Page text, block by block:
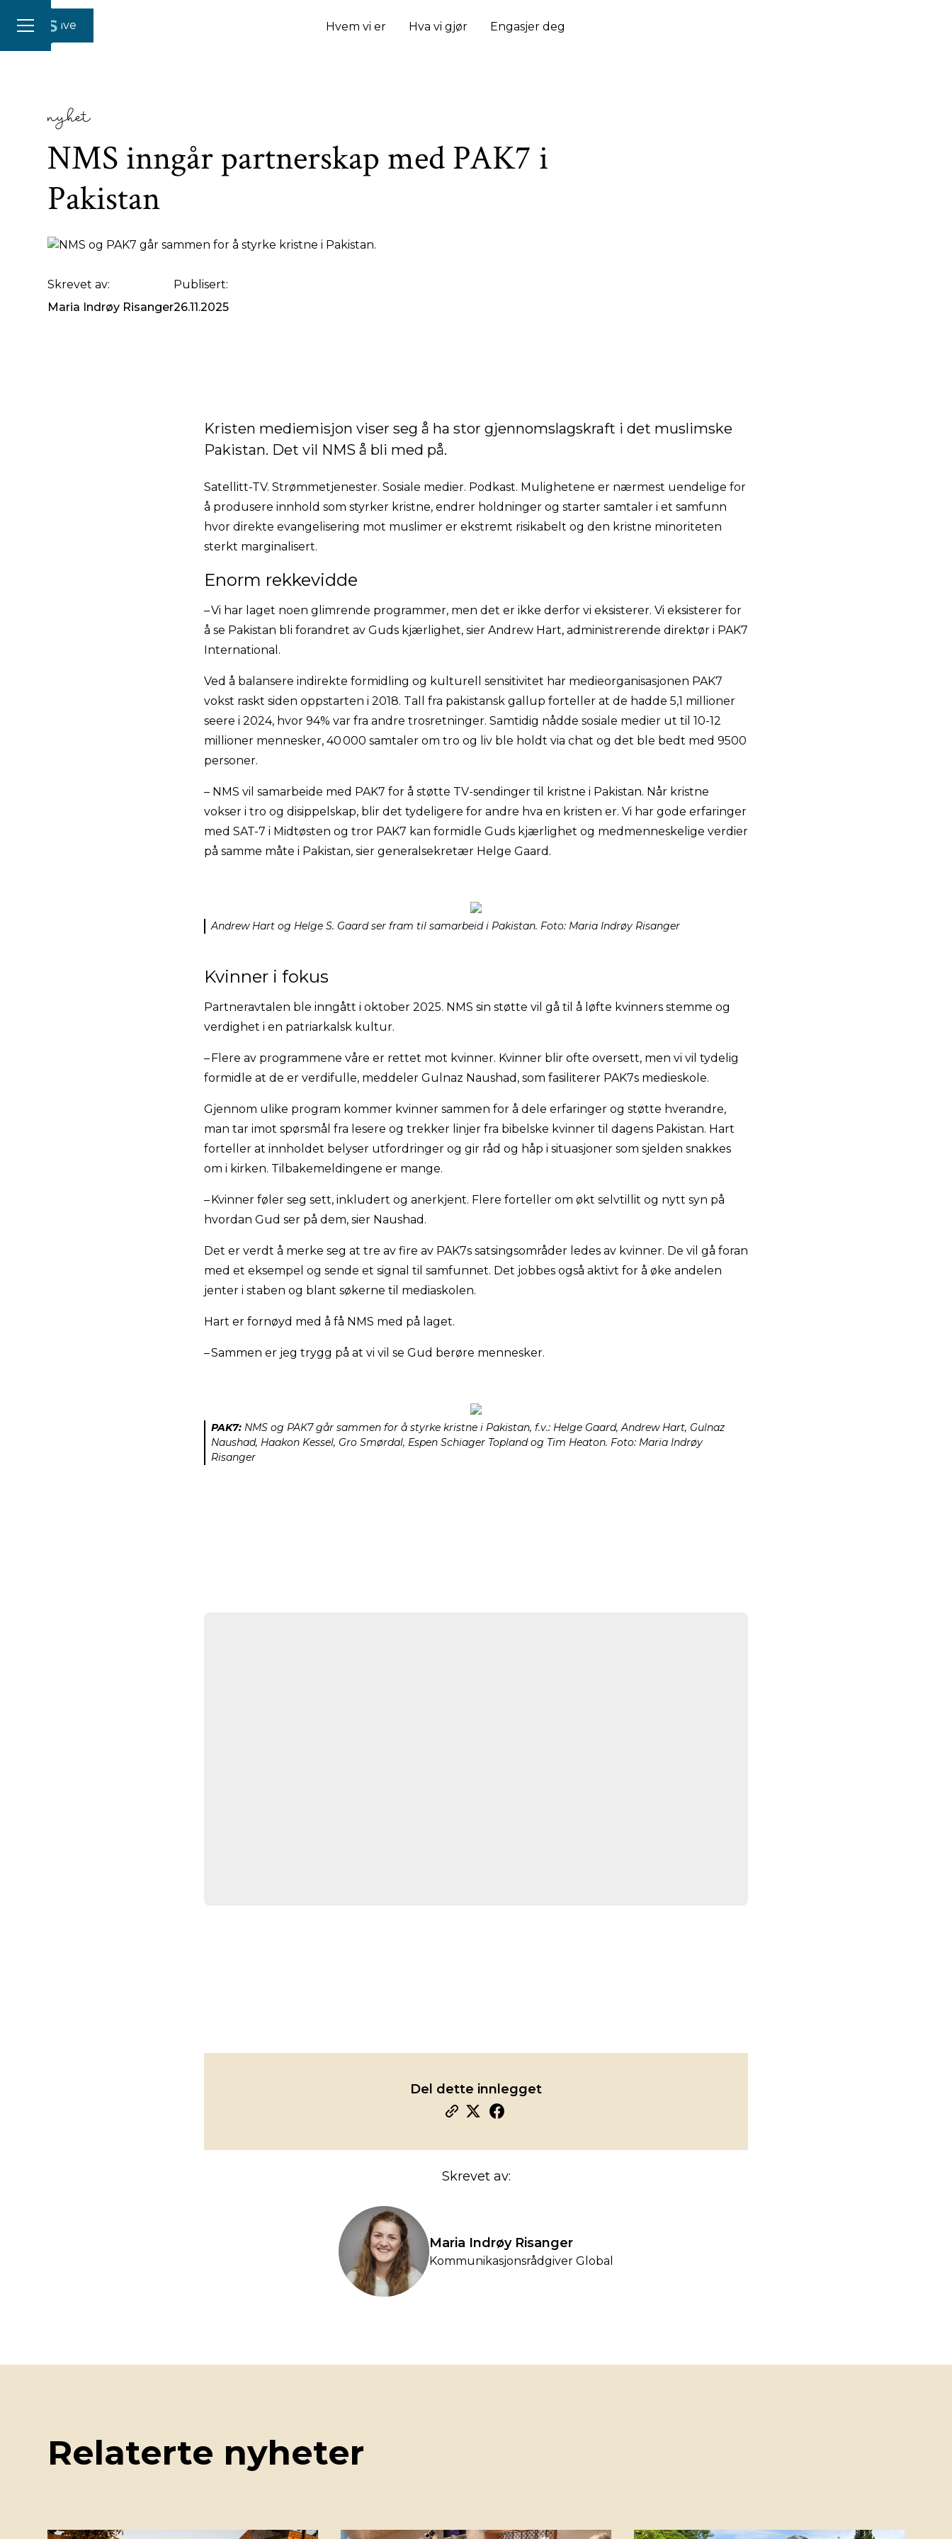
Hvem vi er Hva vi gjør Engasjer deg
Gi en gave
nyhet
NMS inngår partnerskap med PAK7 i
Pakistan
Skrevet av:
Maria Indrøy Risanger
Publisert:
26.11.2025
Kristen mediemisjon viser seg å ha stor gjennomslagskraft i det muslimske
Pakistan. Det vil NMS å bli med på.
Satellitt-TV. Strømmetjenester. Sosiale medier. Podkast. Mulighetene er nærmest uendelige for
å produsere innhold som styrker kristne, endrer holdninger og starter samtaler i et samfunn
hvor direkte evangelisering mot muslimer er ekstremt risikabelt og den kristne minoriteten
sterkt marginalisert.
Enorm rekkevidde
– Vi har laget noen glimrende programmer, men det er ikke derfor vi eksisterer. Vi eksisterer for
å se Pakistan bli forandret av Guds kjærlighet, sier Andrew Hart, administrerende direktør i PAK7
International.
Ved å balansere indirekte formidling og kulturell sensitivitet har medieorganisasjonen PAK7
vokst raskt siden oppstarten i 2018. Tall fra pakistansk gallup forteller at de hadde 5,1 millioner
seere i 2024, hvor 94% var fra andre trosretninger. Samtidig nådde sosiale medier ut til 10-12
millioner mennesker, 40 000 samtaler om tro og liv ble holdt via chat og det ble bedt med 9500
personer.
– NMS vil samarbeide med PAK7 for å støtte TV-sendinger til kristne i Pakistan. Når kristne
vokser i tro og disippelskap, blir det tydeligere for andre hva en kristen er. Vi har gode erfaringer
med SAT-7 i Midtøsten og tror PAK7 kan formidle Guds kjærlighet og medmenneskelige verdier
på samme måte i Pakistan, sier generalsekretær Helge Gaard.
Andrew Hart og Helge S. Gaard ser fram til samarbeid i Pakistan. Foto: Maria Indrøy Risanger
Kvinner i fokus
Partneravtalen ble inngått i oktober 2025. NMS sin støtte vil gå til å løfte kvinners stemme og
verdighet i en patriarkalsk kultur.
– Flere av programmene våre er rettet mot kvinner. Kvinner blir ofte oversett, men vi vil tydelig
formidle at de er verdifulle, meddeler Gulnaz Naushad, som fasiliterer PAK7s medieskole.
Gjennom ulike program kommer kvinner sammen for å dele erfaringer og støtte hverandre,
man tar imot spørsmål fra lesere og trekker linjer fra bibelske kvinner til dagens Pakistan. Hart
forteller at innholdet belyser utfordringer og gir råd og håp i situasjoner som sjelden snakkes
om i kirken. Tilbakemeldingene er mange.
– Kvinner føler seg sett, inkludert og anerkjent. Flere forteller om økt selvtillit og nytt syn på
hvordan Gud ser på dem, sier Naushad.
Det er verdt å merke seg at tre av fire av PAK7s satsingsområder ledes av kvinner. De vil gå foran
med et eksempel og sende et signal til samfunnet. Det jobbes også aktivt for å øke andelen
jenter i staben og blant søkerne til mediaskolen.
Hart er fornøyd med å få NMS med på laget.
– Sammen er jeg trygg på at vi vil se Gud berøre mennesker.
PAK7: NMS og PAK7 går sammen for å styrke kristne i Pakistan, f.v.: Helge Gaard, Andrew Hart, Gulnaz
Naushad, Haakon Kessel, Gro Smørdal, Espen Schiager Topland og Tim Heaton. Foto: Maria Indrøy
Risanger
Del dette innlegget
Skrevet av:
Maria Indrøy Risanger
Kommunikasjonsrådgiver Global
Relaterte nyheter